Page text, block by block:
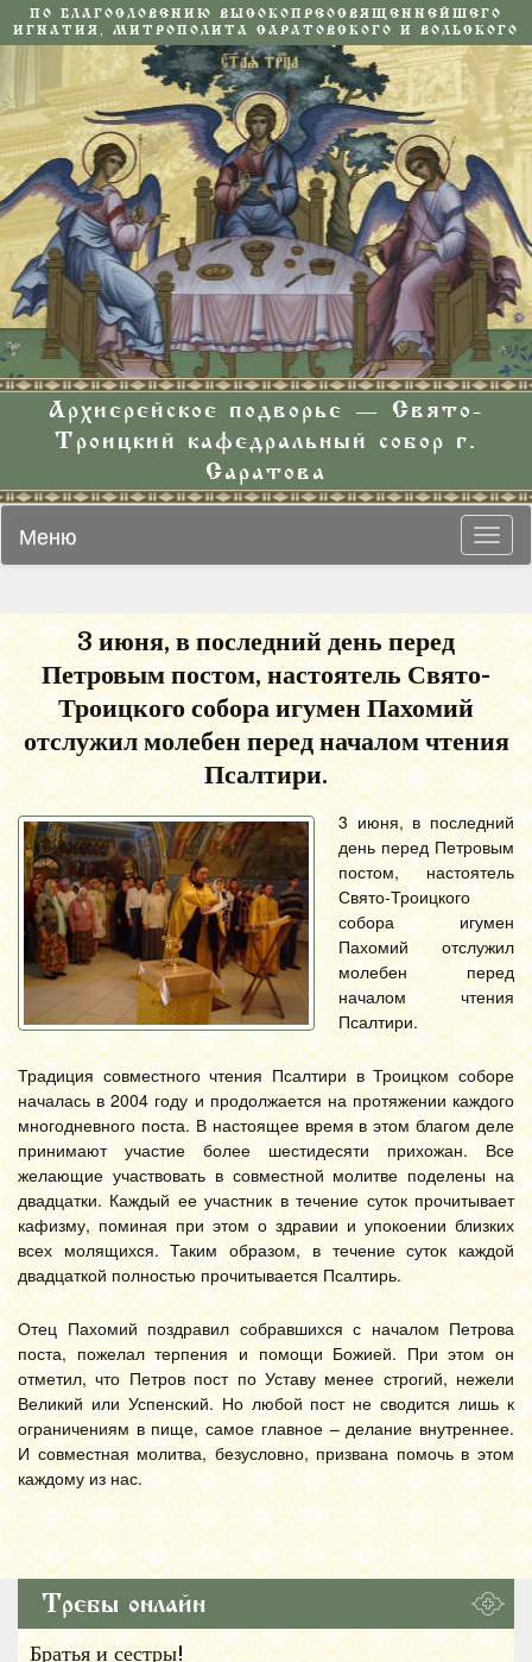
ПО БЛАГОСЛОВЕНИЮ ВЫСОКОПРЕОСВЯЩЕННЕЙШЕГО
ИГНАТИЯ, МИТРОПОЛИТА САРАТОВСКОГО И ВОЛЬСКОГО
Архиерейское подворье — Свято-
Троицкий кафедральный собор г.
Саратова
Меню
3 июня, в последний день перед
Петровым постом, настоятель Свято-
Троицкого собора игумен Пахомий
отслужил молебен перед началом чтения
Псалтири.
3 июня, в последний
день перед Петровым
постом, настоятель
Свято-Троицкого
собора игумен
Пахомий отслужил
молебен перед
началом чтения
Псалтири.
Традиция совместного чтения Псалтири в Троицком соборе
началась в 2004 году и продолжается на протяжении каждого
многодневного поста. В настоящее время в этом благом деле
принимают участие более шестидесяти прихожан. Все
желающие участвовать в совместной молитве поделены на
двадцатки. Каждый ее участник в течение суток прочитывает
кафизму, поминая при этом о здравии и упокоении близких
всех молящихся. Таким образом, в течение суток каждой
двадцаткой полностью прочитывается Псалтирь.
Отец Пахомий поздравил собравшихся с началом Петрова
поста, пожелал терпения и помощи Божией. При этом он
отметил, что Петров пост по Уставу менее строгий, нежели
Великий или Успенский. Но любой пост не сводится лишь к
ограничениям в пище, самое главное – делание внутреннее.
И совместная молитва, безусловно, призвана помочь в этом
каждому из нас.
Требы онлайн
Братья и сестры!